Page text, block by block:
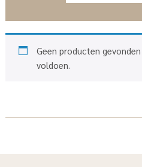
Geen producten
voldoen.